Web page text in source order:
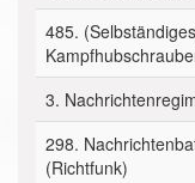
485.
3.
298.
(Richtfunk)